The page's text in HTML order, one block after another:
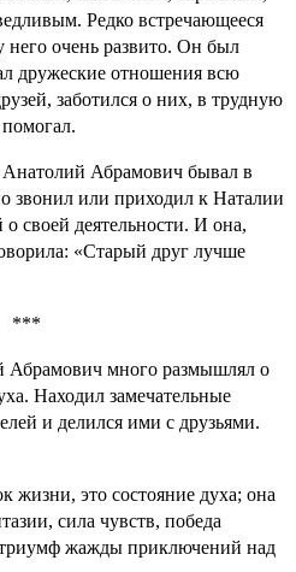
Редко встречающееся
него очень развито. Он был
дружеские отношения всю
заботился о них, в трудную
Анатолий Абрамович бывал в
звонил или приходил к Наталии
своей деятельности. И она,
«Старый друг лучше
***
Абрамович много размышлял о
Находил замечательные
и делился ими с друзьями.
жизни, это состояние духа; она
сила чувств, победа
жажды приключений над